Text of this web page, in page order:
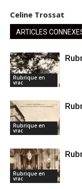
Celine Trossat
ARTICLES
Rubrique en
vrac
Rubrique en
vrac
Rubrique en
vrac